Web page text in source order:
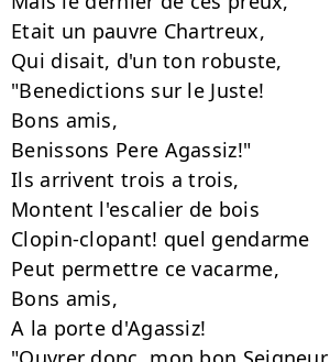
Etait un pauvre Chartreux,
Qui disait, d'un ton robuste,
"Benedictions sur le Juste!
Bons amis,
Benissons Pere Agassiz!"
Ils arrivent trois a trois,
Montent l'escalier de bois
Clopin-clopant! quel gendarme
Peut permettre ce vacarme,
Bons amis,
A la porte d'Agassiz!